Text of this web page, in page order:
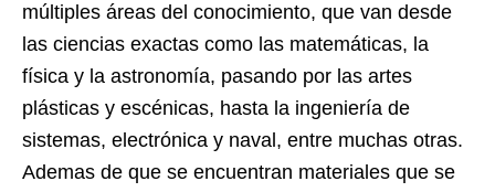
múltiples áreas del conocimiento, que van desde
las ciencias exactas como las matemáticas, la
física y la astronomía, pasando por las artes
plásticas y escénicas, hasta la ingeniería de
sistemas, electrónica y naval, entre muchas otras.
Ademas de que se encuentran materiales que se